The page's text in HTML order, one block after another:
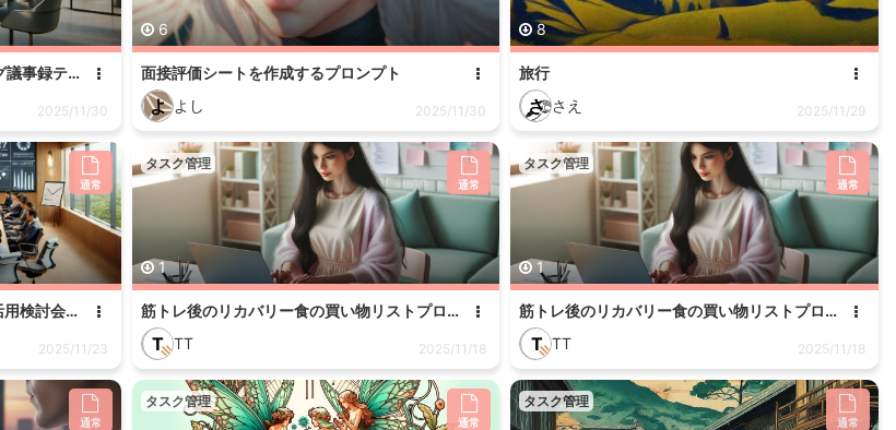
技術ベンダーとの定例ミーティング議事録テンプレート作成プロンプト
2025/11/30
6
面接評価シートを作成するプロンプト
よ よし 2025/11/30
8
旅行
さ さえ 2025/11/29
通常
TOCの制約解消に向けたCopilot活用検討会議アジェンダ作成プロンプト
2025/11/23
タスク管理
通常
1
筋トレ後のリカバリー食の買い物リストプロンプト_コピー
T TT 2025/11/18
タスク管理
通常
1
筋トレ後のリカバリー食の買い物リストプロンプト
T TT 2025/11/18
通常
タスク管理
通常
タスク管理
通常